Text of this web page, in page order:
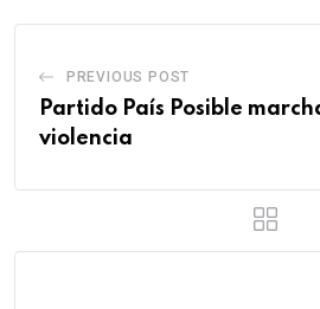
PREVIOUS POST
Partido País Posible
violencia